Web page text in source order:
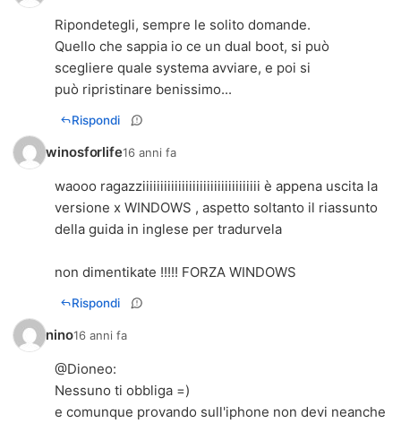
Ripondetegli, sempre le solito domande.
Quello che sappia io ce un dual boot, si può
scegliere quale systema avviare, e poi si
può ripristinare benissimo...
Rispondi
winosforlife16 anni fa
waooo ragazziiiiiiiiiiiiiiiiiiiiiiiiiiiiiiiii è appena uscita la
versione x WINDOWS , aspetto soltanto il riassunto
della guida in inglese per tradurvela
non dimentikate !!!!! FORZA WINDOWS
Rispondi
nino16 anni fa
@Dioneo:
Nessuno ti obbliga =)
e comunque provando sull'iphone non devi neanche